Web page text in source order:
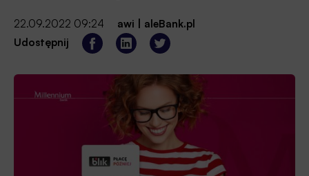
22.09.2022 09:24 awi
aleBank.pl
Udostępnij